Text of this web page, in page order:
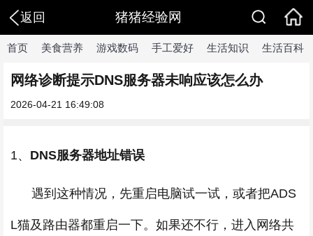
返回 猪猪经验网
首页 美食营养 游戏数码 手工爱好 生活知识 生活百科
网络诊断提示DNS服务器未响应该怎么办
2026-04-21 16:49:08
1、 DNS服务器地址错误
遇到这种情况，先重启电脑试一试，或者把ADS
L猫及路由器都重启一下。如果还不行，进入网络共